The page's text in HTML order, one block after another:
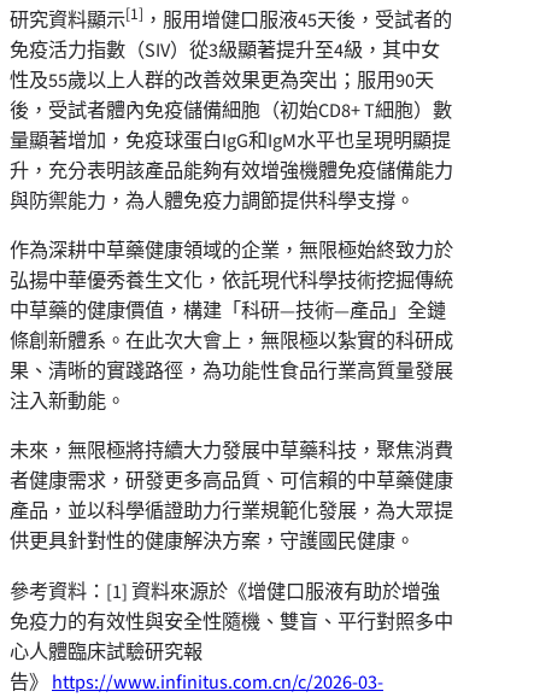
研究資料顯示[1] ，服用增健口服液45天後，受試者的
免疫活力指數（SIV）從3級顯著提升至4級，其中女
性及55歲以上人群的改善效果更為突出；服用90天
後，受試者體內免疫儲備細胞（初始CD8+ T細胞）數
量顯著增加，免疫球蛋白IgG和IgM水平也呈現明顯提
升，充分表明該產品能夠有效增強機體免疫儲備能力
與防禦能力，為人體免疫力調節提供科學支撐。
作為深耕中草藥健康領域的企業，無限極始終致力於
弘揚中華優秀養生文化，依託現代科學技術挖掘傳統
中草藥的健康價值，構建 「科研—技術—產品 」 全鏈
條創新體系。在此次大會上，無限極以紮實的科研成
果、清晰的實踐路徑，為功能性食品行業高質量發展
注入新動能。
未來，無限極將持續大力發展中草藥科技，聚焦消費
者健康需求，研發更多高品質、可信賴的中草藥健康
產品，並以科學循證助力行業規範化發展，為大眾提
供更具針對性的健康解決方案，守護國民健康。
參考資料：[1] 資料來源於《增健口服液有助於增強
免疫力的有效性與安全性隨機、雙盲、平行對照多中
心人體臨床試驗研究報
告》 https://www.infinitus.com.cn/c/2026-03-